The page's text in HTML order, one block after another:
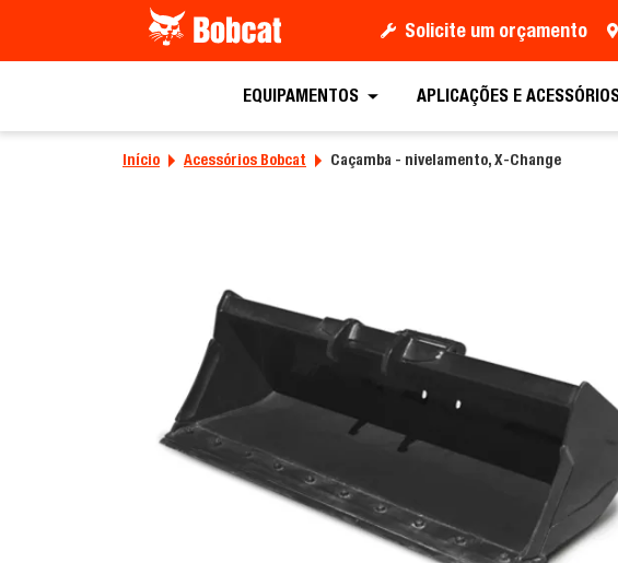
Solicite um orçamento
EQUIPAMENTOS APLICAÇÕES E
Início Acessórios Bobcat Caçamba - nivelamento, X-Change
Peça uma cotação